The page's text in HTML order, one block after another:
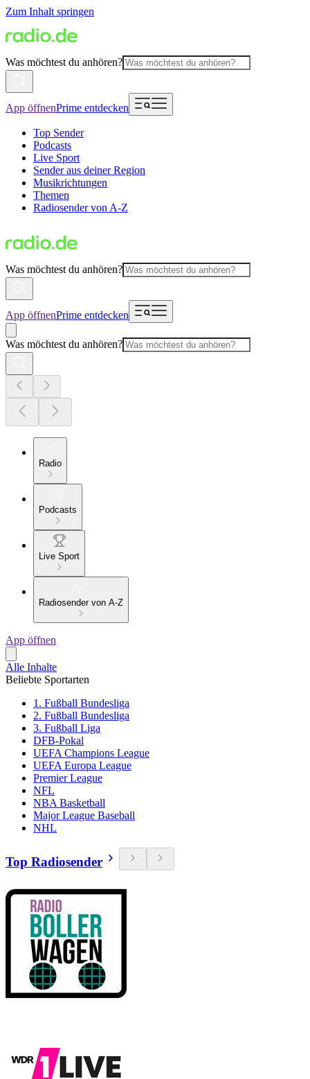
Zum Inhalt springen
Was möchtest du anhören?
App öffnenPrime entdecken
Top Sender
Podcasts
Live Sport
Sender aus deiner Region
Musikrichtungen
Themen
Radiosender von A-Z
Was möchtest du anhören?
App öffnenPrime entdecken
Was möchtest du anhören?
Radio
Podcasts
Live Sport
Radiosender von A-Z
App öffnen
Alle Inhalte
Beliebte Sportarten
1. Fußball Bundesliga
2. Fußball Bundesliga
3. Fußball Liga
DFB-Pokal
UEFA Champions League
UEFA Europa League
Premier League
NFL
NBA Basketball
Major League Baseball
NHL
Top Radiosender